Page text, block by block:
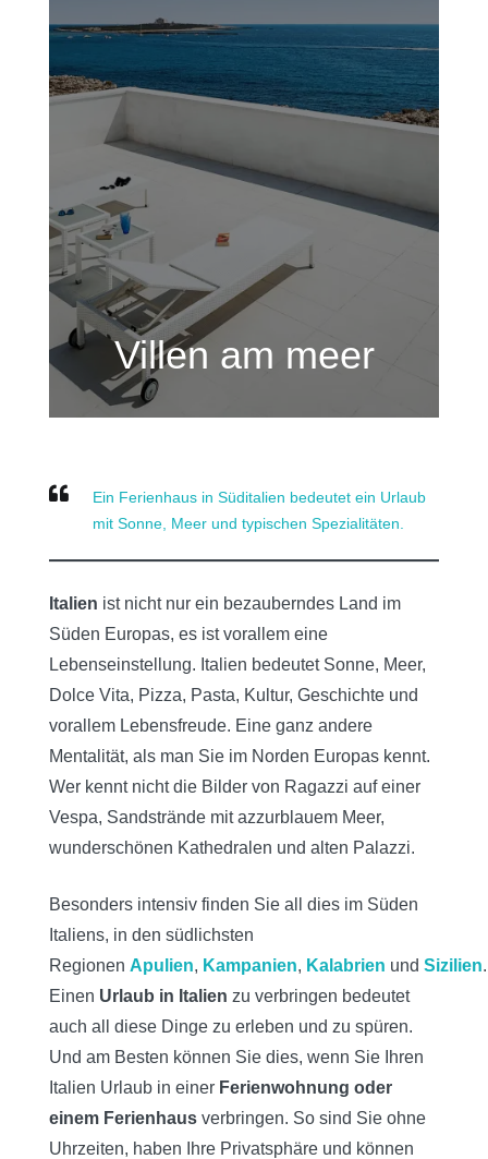
Villen am meer
Ein Ferienhaus in Süditalien bedeutet ein Urlaub
mit Sonne, Meer und typischen Spezialitäten.
Italien ist nicht nur ein bezauberndes Land im
Süden Europas, es ist vorallem eine
Lebenseinstellung. Italien bedeutet Sonne, Meer,
Dolce Vita, Pizza, Pasta, Kultur, Geschichte und
vorallem Lebensfreude. Eine ganz andere
Mentalität, als man Sie im Norden Europas kennt.
Wer kennt nicht die Bilder von Ragazzi auf einer
Vespa, Sandstrände mit azzurblauem Meer,
wunderschönen Kathedralen und alten Palazzi.
Besonders intensiv finden Sie all dies im Süden
Italiens, in den südlichsten
Regionen Apulien, Kampanien, Kalabrien und Sizilien.
Einen Urlaub in Italien zu verbringen bedeutet
auch all diese Dinge zu erleben und zu spüren.
Und am Besten können Sie dies, wenn Sie Ihren
Italien Urlaub in einer Ferienwohnung oder
einem Ferienhaus verbringen. So sind Sie ohne
Uhrzeiten, haben Ihre Privatsphäre und können